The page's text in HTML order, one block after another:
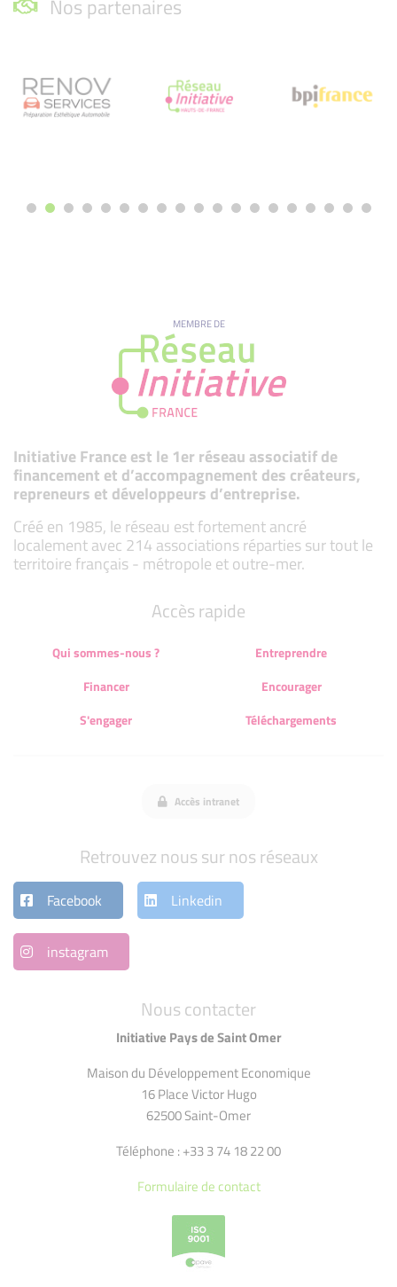
Nos partenaires
MEMBRE DE
Initiative France est le 1er réseau associatif de
financement et d’accompagnement des créateurs,
repreneurs et développeurs d’entreprise.
Créé en 1985, le réseau est fortement ancré
localement avec 214 associations réparties sur tout le
territoire français - métropole et outre-mer.
Nous contacter
Initiative Pays de Saint Omer
Maison du Développement Economique
16 Place Victor Hugo
62500 Saint-Omer
Téléphone : +33 3 74 18 22 00
Formulaire de contact
Accès rapide
Qui sommes-nous ?
Entreprendre
Financer
Encourager
S'engager
Téléchargements
Accès intranet
Retrouvez nous sur nos réseaux
Facebook Linkedin
instagram